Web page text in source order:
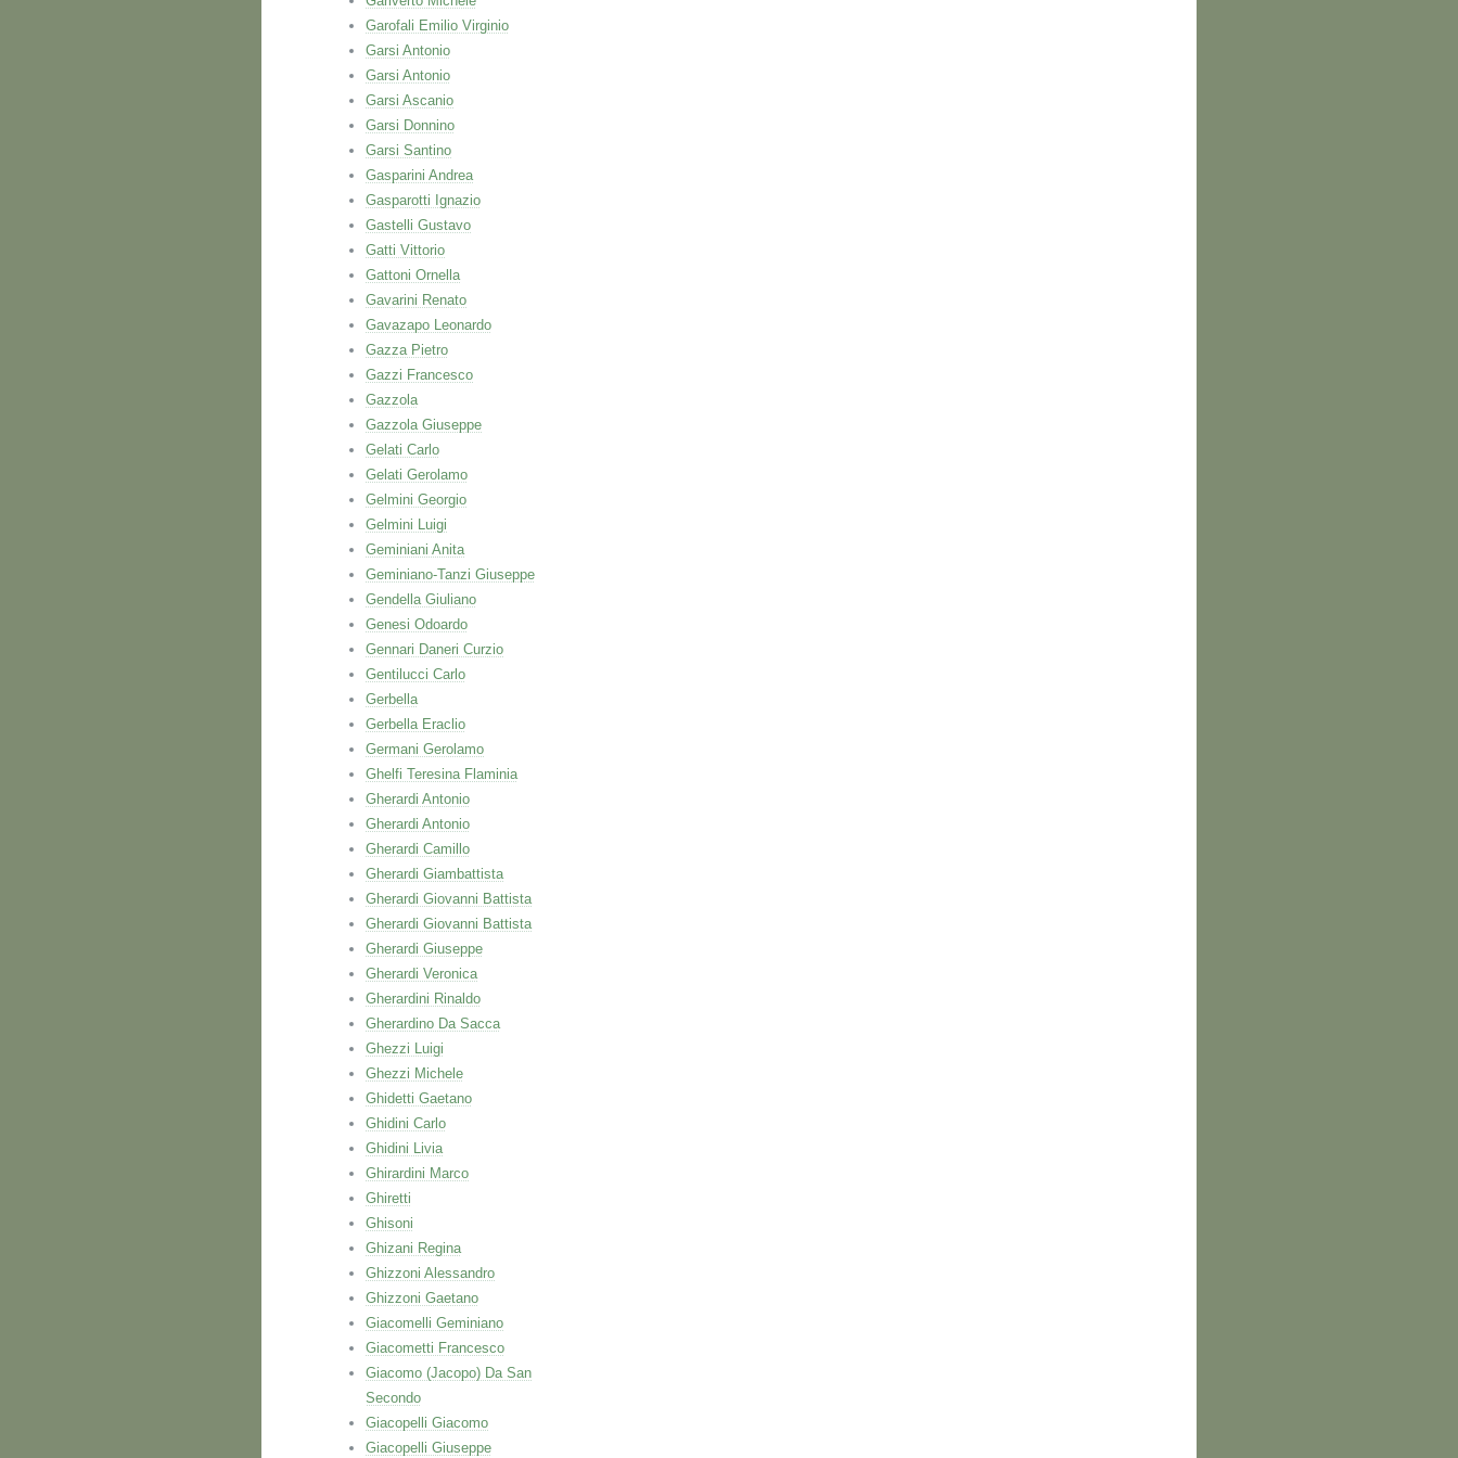
Garofali Emilio Virginio
Garsi Antonio
Garsi Antonio
Garsi Ascanio
Garsi Donnino
Garsi Santino
Gasparini Andrea
Gasparotti Ignazio
Gastelli Gustavo
Gatti Vittorio
Gattoni Ornella
Gavarini Renato
Gavazapo Leonardo
Gazza Pietro
Gazzi Francesco
Gazzola
Gazzola Giuseppe
Gelati Carlo
Gelati Gerolamo
Gelmini Georgio
Gelmini Luigi
Geminiani Anita
Geminiano-Tanzi Giuseppe
Gendella Giuliano
Genesi Odoardo
Gennari Daneri Curzio
Gentilucci Carlo
Gerbella
Gerbella Eraclio
Germani Gerolamo
Ghelfi Teresina Flaminia
Gherardi Antonio
Gherardi Antonio
Gherardi Camillo
Gherardi Giambattista
Gherardi Giovanni Battista
Gherardi Giovanni Battista
Gherardi Giuseppe
Gherardi Veronica
Gherardini Rinaldo
Gherardino Da Sacca
Ghezzi Luigi
Ghezzi Michele
Ghidetti Gaetano
Ghidini Carlo
Ghidini Livia
Ghirardini Marco
Ghiretti
Ghisoni
Ghizani Regina
Ghizzoni Alessandro
Ghizzoni Gaetano
Giacomelli Geminiano
Giacometti Francesco
Giacomo (Jacopo) Da San
Secondo
Giacopelli Giacomo
Giacopelli Giuseppe